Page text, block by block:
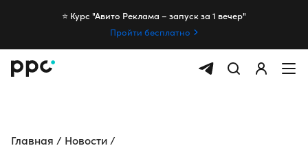
⭐️ Курс "Авито Реклама – запуск за 1 вечер"
Пройти бесплатно
Главная
Новости